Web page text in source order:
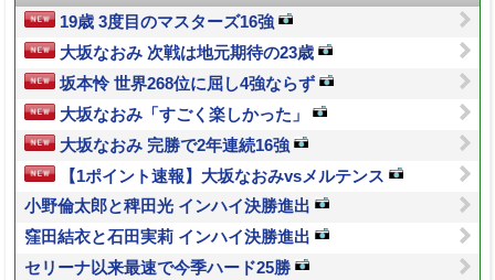
19歳 3度目のマスターズ16強
大坂なおみ 次戦は地元期待の23歳
坂本怜 世界268位に屈し4強ならず
大坂なおみ「すごく楽しかった」
大坂なおみ 完勝で2年連続16強
【1ポイント速報】大坂なおみvsメルテンス
小野倫太郎と稗田光 インハイ決勝進出
窪田結衣と石田実莉 インハイ決勝進出
セリーナ以来最速で今季ハード25勝